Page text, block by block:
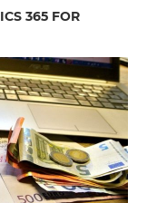
365 FOR